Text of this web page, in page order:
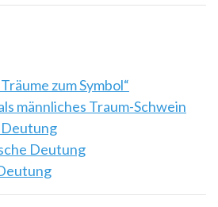
zum Symbol“
männliches Traum-Schwein
Deutung
Deutung